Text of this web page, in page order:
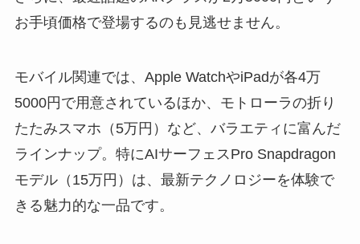
お手頃価格で登場するのも見逃せません。
モバイル関連では、Apple WatchやiPadが各4万
5000円で用意されているほか、モトローラの折り
たたみスマホ（5万円）など、バラエティに富んだ
ラインナップ。特にAIサーフェスPro Snapdragon
モデル（15万円）は、最新テクノロジーを体験で
きる魅力的な一品です。